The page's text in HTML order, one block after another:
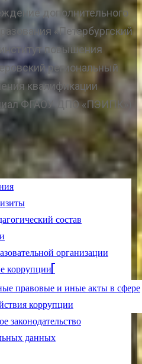
дополнительного
«Петербургский
повышения
региональный
квалификации
ФГАОУ ДПО «ПЭИПК»)
состав
организации
коррупции
правовые и иные акты в сфере
коррупции
законодательство
данных